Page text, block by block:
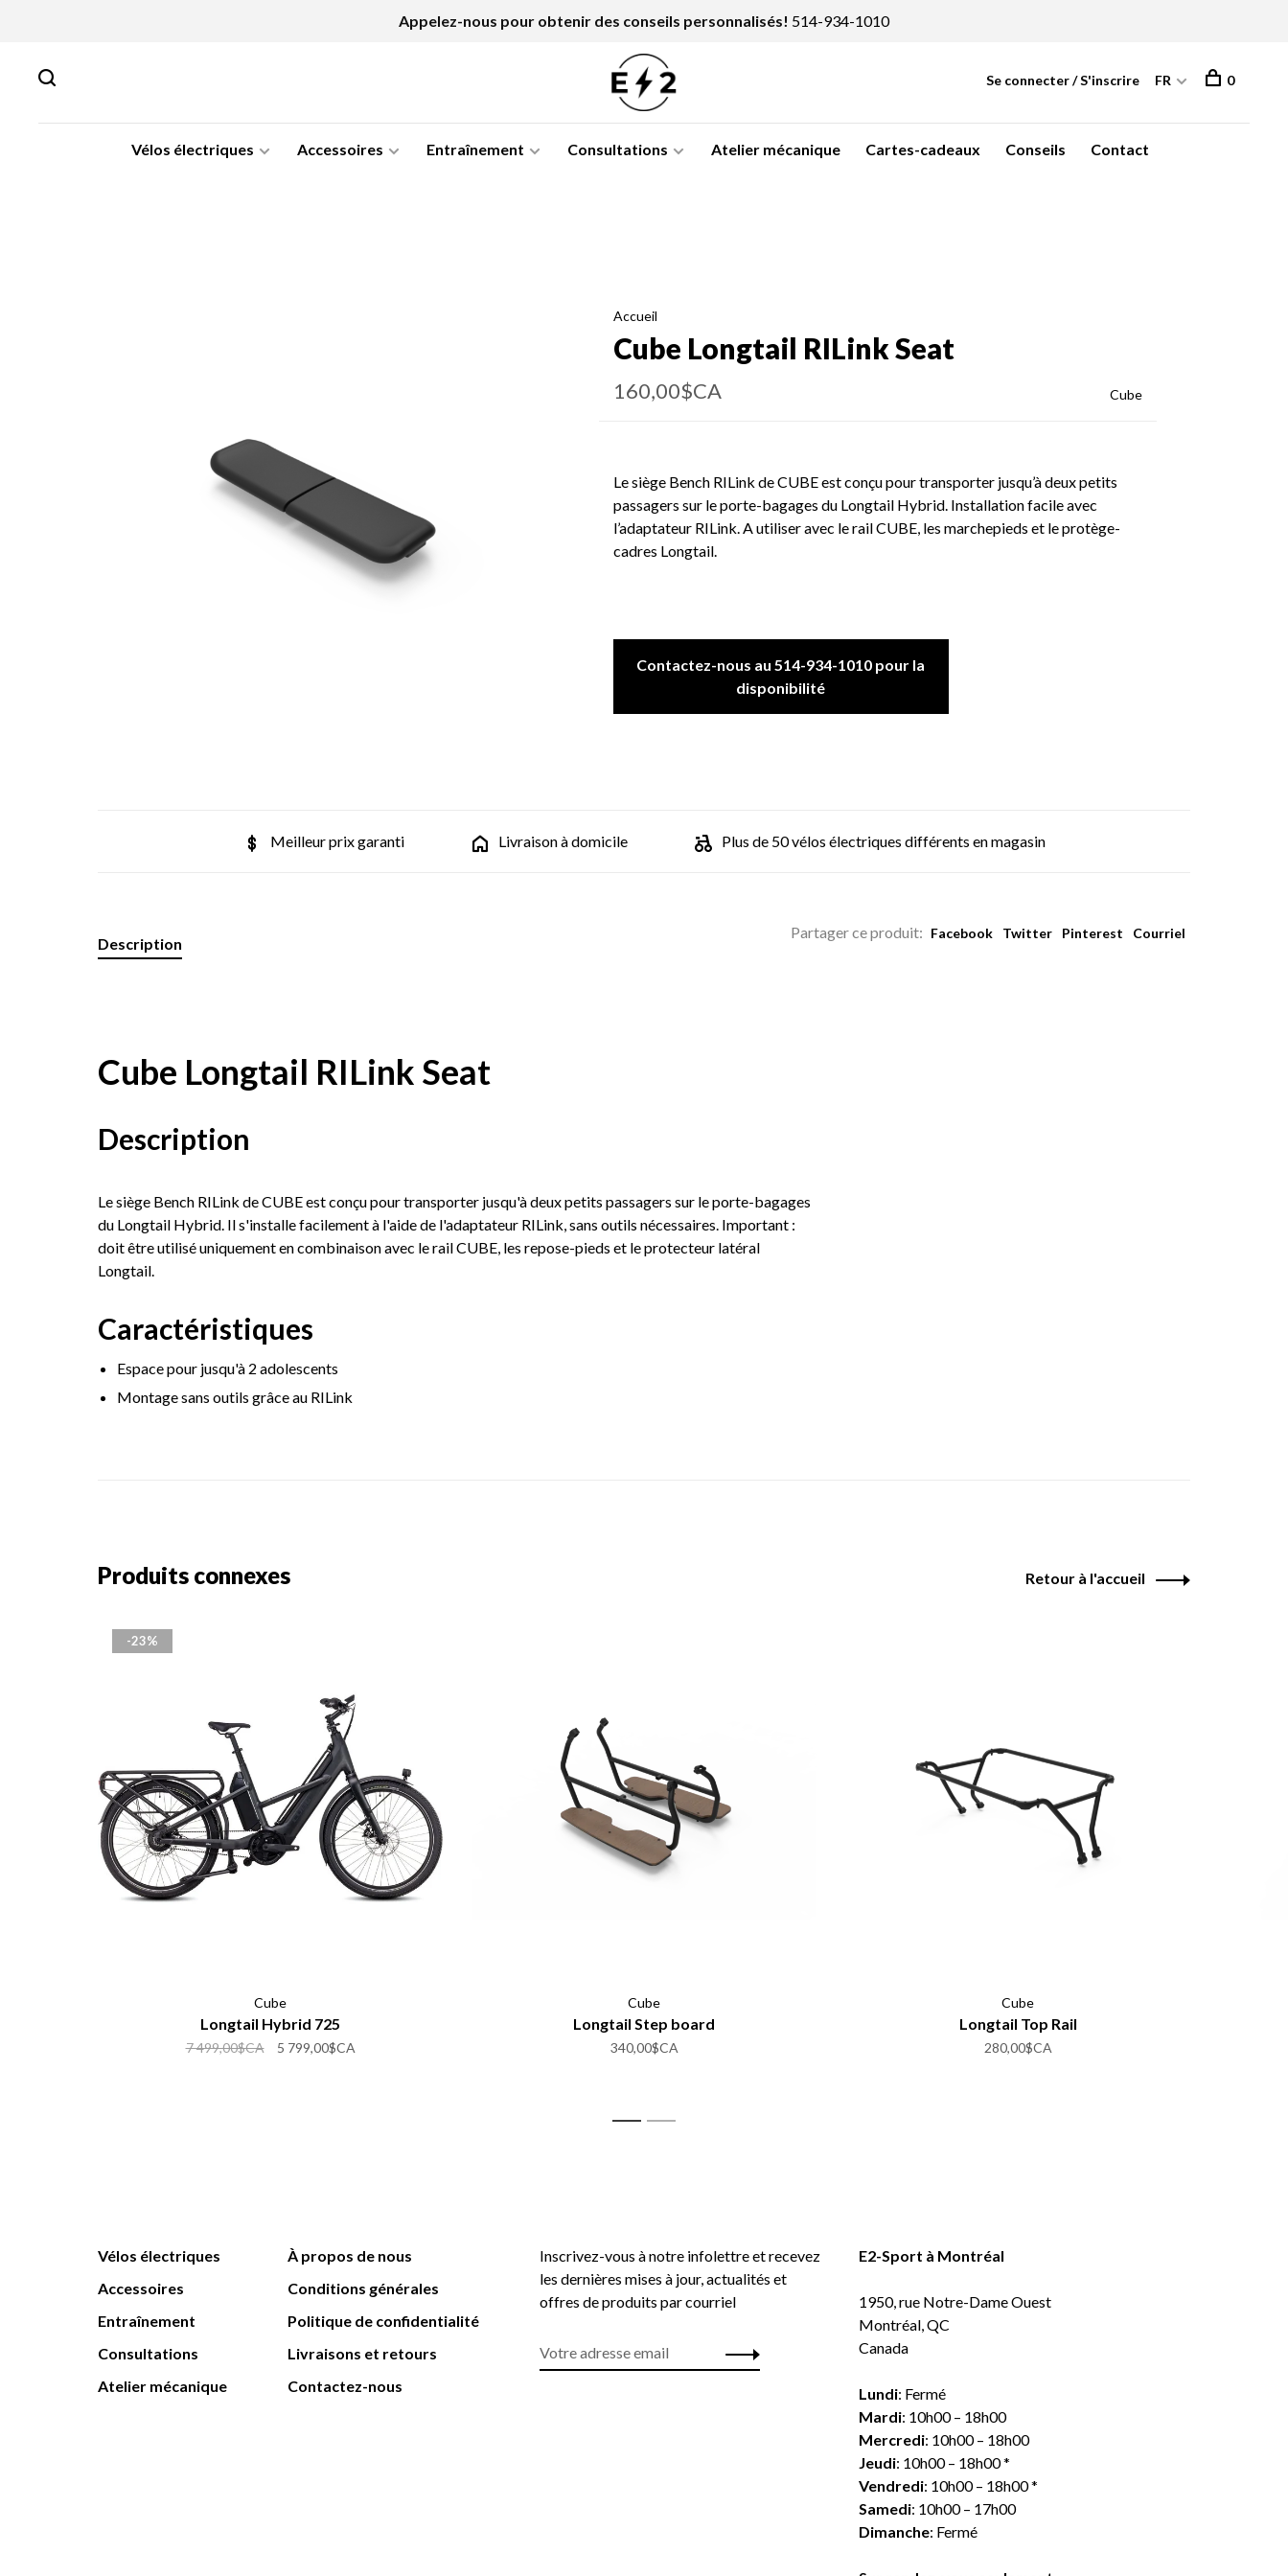
Appelez-nous pour obtenir des conseils personnalisés! 514-934-1010
Vélos électriques Accessoires Entraînement Consultations Atelier mécanique Cartes-cadeaux Conseils Contact
Se connecter / S'inscrire FR 0
Accueil
Cube Longtail RILink Seat
160,00$CA Cube
Le siège Bench RILink de CUBE est conçu pour transporter jusqu’à deux petits
passagers sur le porte-bagages du Longtail Hybrid. Installation facile avec
l’adaptateur RILink. A utiliser avec le rail CUBE, les marchepieds et le protège-
cadres Longtail.
Contactez-nous au 514-934-1010 pour la
disponibilité
Meilleur prix garanti Livraison à domicile Plus de 50 vélos électriques différents en magasin
Partager ce produit: Facebook Twitter Pinterest Courriel
Description
Cube Longtail RILink Seat
Description
Le siège Bench RILink de CUBE est conçu pour transporter jusqu'à deux petits passagers sur le porte-bagages
du Longtail Hybrid. Il s'installe facilement à l'aide de l'adaptateur RILink, sans outils nécessaires. Important :
doit être utilisé uniquement en combinaison avec le rail CUBE, les repose-pieds et le protecteur latéral
Longtail.
Caractéristiques
Espace pour jusqu'à 2 adolescents
Montage sans outils grâce au RILink
Produits connexes Retour à l'accueil
-23%
Cube
Longtail Hybrid 725
7 499,00$CA 5 799,00$CA
Cube
Longtail Step board
340,00$CA
Cube
Longtail Top Rail
280,00$CA
1 2
Vélos électriques
Accessoires
Entraînement
Consultations
Atelier mécanique
À propos de nous
Conditions générales
Politique de confidentialité
Livraisons et retours
Contactez-nous
Inscrivez-vous à notre infolettre et recevez
les dernières mises à jour, actualités et
offres de produits par courriel
E2-Sport à Montréal
1950, rue Notre-Dame Ouest
Montréal, QC
Canada
Lundi: Fermé
Mardi: 10h00 – 18h00
Mercredi: 10h00 – 18h00
Jeudi: 10h00 – 18h00 *
Vendredi: 10h00 – 18h00 *
Samedi: 10h00 – 17h00
Dimanche: Fermé